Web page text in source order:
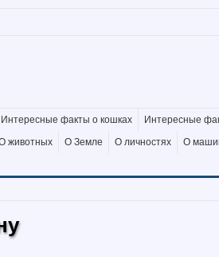
Интересные факты о кошках Интересные
животных О Земле О личностях О